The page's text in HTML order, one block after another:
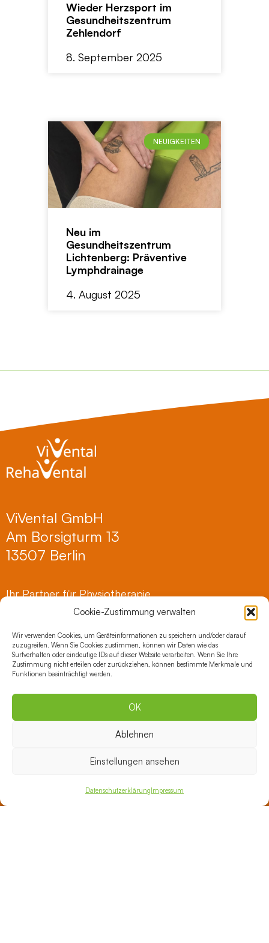
Cookie-Zustimmung verwalten
Wir verwenden Cookies, um Geräteinformationen zu speichern und/oder darauf
zuzugreifen. Wenn Sie Cookies zustimmen, können wir Daten wie das
Surfverhalten oder eindeutige IDs auf dieser Website verarbeiten. Wenn Sie Ihre
Zustimmung nicht erteilen oder zurückziehen, können bestimmte Merkmale und
Funktionen beeinträchtigt werden.
OK
Ablehnen
Einstellungen ansehen
Datenschutzerklärung Impressum
Wieder Herzsport im
Gesundheitszentrum
Zehlendorf
8. September 2025
NEUIGKEITEN
Neu im
Gesundheitszentrum
Lichtenberg: Präventive
Lymphdrainage
4. August 2025
ViVental GmbH
Am Borsigturm 13
13507 Berlin
Ihr Partner für Physiotherapie,
Ergotherapie, Rehasport und Herzsport.
Therapiezentrum am Schloss Charlottenburg
Mierendorffstraße 2
10589 Berlin
Mail:
Gesundheitszentrum Lichtenberg
Tel.: 030 35199-500